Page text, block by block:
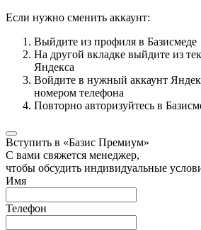
Если нужно сменить аккаунт:
Выйдите из профиля в Базисмеде
На другой вкладке выйдите из
Яндекса
Войдите в нужный аккаунт
номером телефона
Повторно авторизуйтесь в
Вступить в «Базис Премиум»
С вами свяжется менеджер,
чтобы обсудить индивидуальные
Имя
Телефон